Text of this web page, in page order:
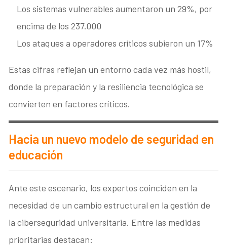
Los sistemas vulnerables aumentaron un 29%, por
encima de los 237.000
Los ataques a operadores críticos subieron un 17%
Estas cifras reflejan un entorno cada vez más hostil,
donde la preparación y la resiliencia tecnológica se
convierten en factores críticos.
Hacia un nuevo modelo de seguridad en
educación
Ante este escenario, los expertos coinciden en la
necesidad de un cambio estructural en la gestión de
la ciberseguridad universitaria. Entre las medidas
prioritarias destacan: